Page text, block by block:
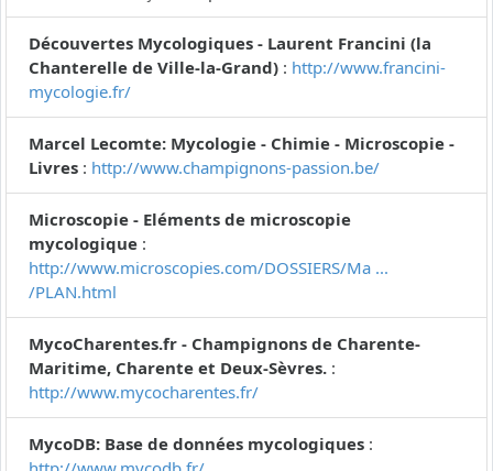
Découvertes Mycologiques - Laurent Francini (la
Chanterelle de Ville-la-Grand) : http://www.francini-
mycologie.fr/
Marcel Lecomte: Mycologie - Chimie - Microscopie -
Livres : http://www.champignons-passion.be/
Microscopie - Eléments de microscopie
mycologique :
http://www.microscopies.com/DOSSIERS/Ma ...
/PLAN.html
MycoCharentes.fr - Champignons de Charente-
Maritime, Charente et Deux-Sèvres. :
http://www.mycocharentes.fr/
MycoDB: Base de données mycologiques :